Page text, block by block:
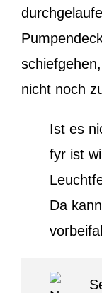
nicht noch
Ist es
fyr ist
Da